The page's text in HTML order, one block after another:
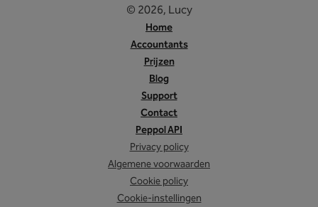
© 2026, Lucy
Home
Accountants
Prijzen
Blog
Support
Contact
Peppol API
Privacy policy
Algemene voorwaarden
Cookie policy
Cookie-instellingen